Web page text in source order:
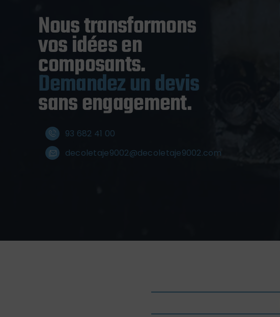
Nous transformons
vos idées en
composants.
Demandez un devis
sans engagement.
93 682 41 00
decoletaje9002@decoletaje9002.com